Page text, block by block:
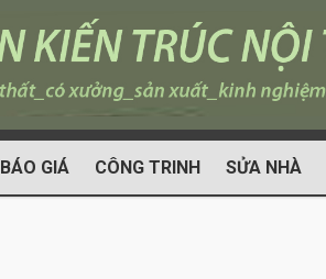
BÁO GIÁ CÔNG TRINH SỬA NHÀ